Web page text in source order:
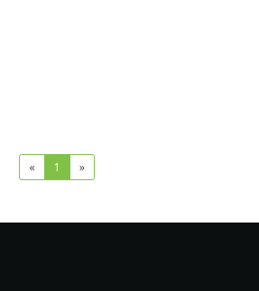
« 1 »